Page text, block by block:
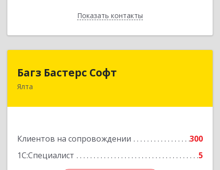
Показать контакты
Назад
Багз Бастерс Софт
Ялта
Клиентов на сопровождении
300
1С:Специалист
5
Багз Бастерс Софт
298603, Крым Респ, Ялта г, Свердлова ул, дом №